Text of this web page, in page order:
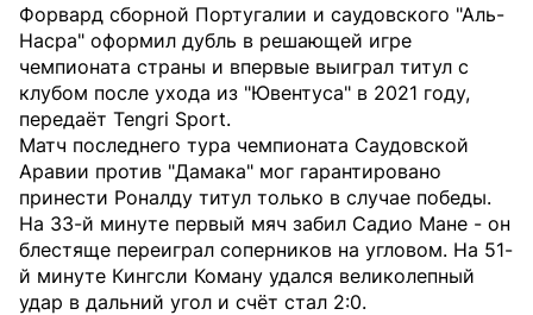
Форвард сборной Португалии и саудовского "Аль-
Насра" оформил дубль в решающей игре
чемпионата страны и впервые выиграл титул с
клубом после ухода из "Ювентуса" в 2021 году,
передаёт Tengri Sport.
Матч последнего тура чемпионата Саудовской
Аравии против "Дамака" мог гарантировано
принести Роналду титул только в случае победы.
На 33-й минуте первый мяч забил Садио Мане - он
блестяще переиграл соперников на угловом. На 51-
й минуте Кингсли Коману удался великолепный
удар в дальний угол и счёт стал 2:0.